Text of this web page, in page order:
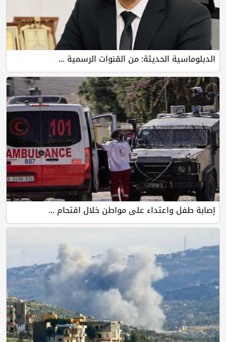
الدبلوماسية الحديثة: من القنوات الرسمية ...
إصابة طفل واعتداء على مواطن خلال اقتحام ...